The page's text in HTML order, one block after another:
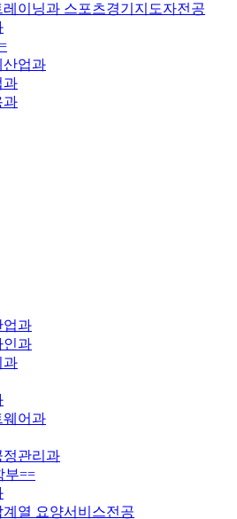
이닝과 스포츠경기지도자전공
산업과
과
과
업과
인과
과
웨어과
정관리과
부==
열 요양서비스전공